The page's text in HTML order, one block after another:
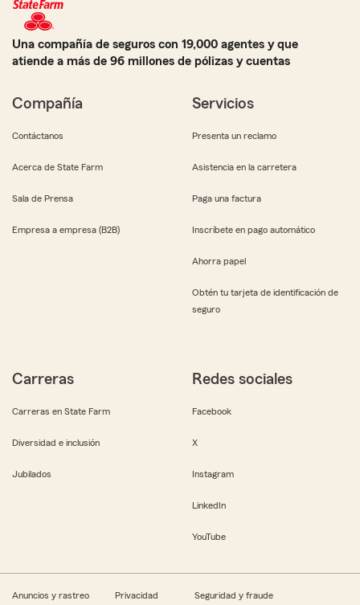
Una compañía de seguros con 19,000 agentes y que
atiende a más de 96 millones de pólizas y cuentas
Compañía
Contáctanos
Acerca de State Farm
Sala de Prensa
Empresa a empresa (B2B)
Servicios
Presenta un reclamo
Asistencia en la carretera
Paga una factura
Inscríbete en pago automático
Ahorra papel
Obtén tu tarjeta de identificación de
seguro
Carreras
Carreras en State Farm
Diversidad e inclusión
Jubilados
Redes sociales
Facebook
X
Instagram
LinkedIn
YouTube
Anuncios y rastreo Privacidad Seguridad y fraude